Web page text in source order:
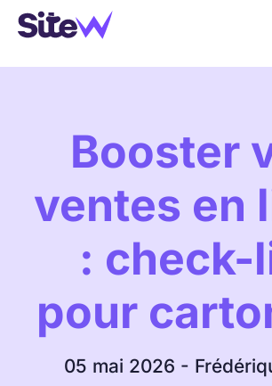
Booster
ventes en
: check-
pour
05 mai 2026 -